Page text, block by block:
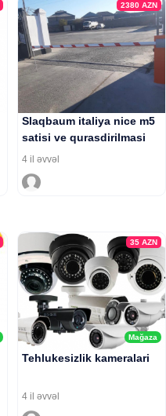
2380 AZN
Slaqbaum italiya nice m5
satisi ve qurasdirilmasi
4 il əvvəl
Mağaza
35 AZN
Tehlukesizlik kameralari
4 il əvvəl